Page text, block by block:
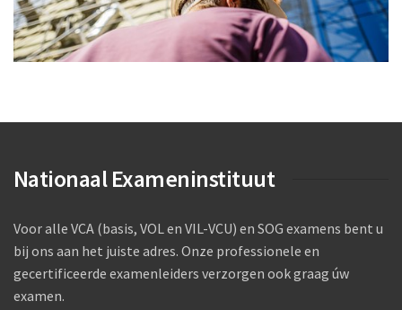
Nationaal Exameninstituut
Voor alle VCA (basis, VOL en VIL-VCU) en SOG examens bent u
bij ons aan het juiste adres. Onze professionele en
gecertificeerde examenleiders verzorgen ook graag úw
examen.